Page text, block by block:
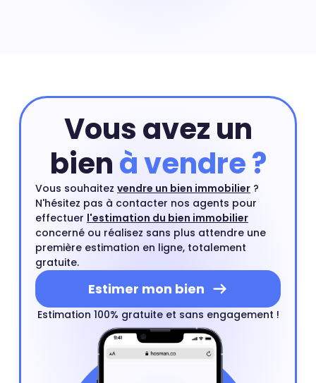
gratuit et sans engagement.
Vous avez un
bienà vendre ?
Vous souhaitez vendre un bien immobilier ?
N'hésitez pas à contacter nos agents pour
effectuer l'estimation du bien immobilier
concerné ou réalisez sans plus attendre une
première estimation en ligne, totalement
gratuite.
Estimer mon bien
Estimation 100% gratuite et sans engagement !